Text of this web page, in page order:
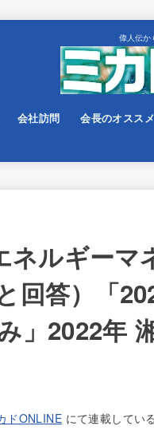
偉人伝か
会社訪問 会長のオススメ
ルギーマ
回答）「
」2022年
ドONLINE にて連載してい